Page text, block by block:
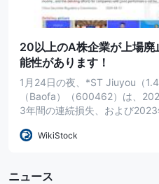
20以上のA株企業が上場廃
能性があります！
1月24日の夜、*ST Jiuyou（
（Baofa）（600462）は、
3年間の連続損失、および
スク警告を受けました。
WikiStock
ニュース